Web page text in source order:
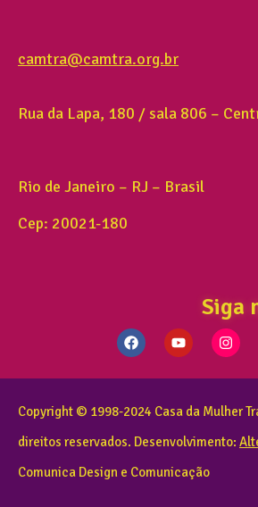
camtra@camtra.org.br
Rua da Lapa, 180 / sala 806 –
Rio de Janeiro – RJ – Brasil
Cep: 20021-180
Siga
Copyright © 1998-2024 Casa da Mulher
direitos reservados. Desenvolvimento:
Comunica Design e Comunicação